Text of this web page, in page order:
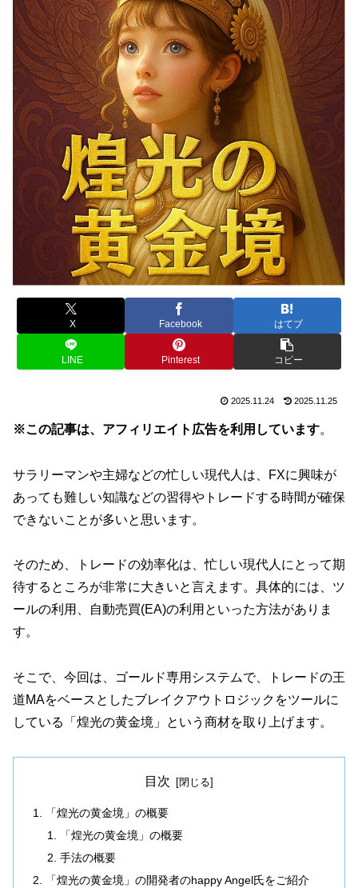
X Facebook はてブ
LINE Pinterest コピー
2025.11.24 2025.11.25
※この記事は、アフィリエイト広告を利用しています。
サラリーマンや主婦などの忙しい現代人は、FXに興味が
あっても難しい知識などの習得やトレードする時間が確保
できないことが多いと思います。
そのため、トレードの効率化は、忙しい現代人にとって期
待するところが非常に大きいと言えます。具体的には、ツ
ールの利用、自動売買(EA)の利用といった方法がありま
す。
そこで、今回は、ゴールド専用システムで、トレードの王
道MAをベースとしたブレイクアウトロジックをツールに
している「煌光の黄金境」という商材を取り上げます。
目次
「煌光の黄金境」の概要
「煌光の黄金境」の概要
手法の概要
「煌光の黄金境」の開発者のhappy Angel氏をご紹介